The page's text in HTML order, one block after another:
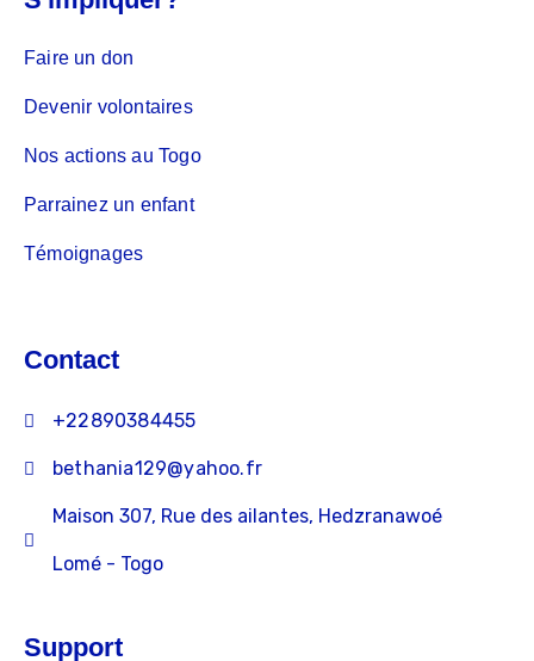
Faire un don
Devenir volontaires
Nos actions au Togo
Parrainez un enfant
Témoignages
Contact
+22890384455
bethania129@yahoo.fr
Maison 307, Rue des ailantes, Hedzranawoé
Lomé - Togo
Support